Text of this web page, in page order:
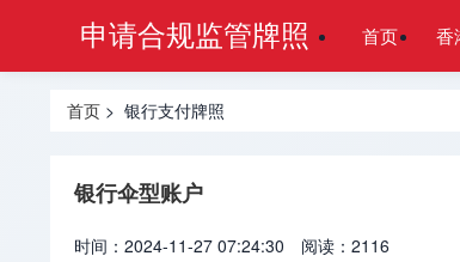
申请合规监管牌照 首页 香
首页 > 银行支付牌照
银行伞型账户
时间：2024-11-27 07:24:30 阅读：2116